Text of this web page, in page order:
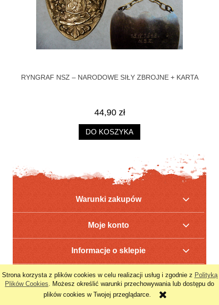
Strona korzysta z plików cookies w celu realizacji usług i zgodnie z Polityką
Plików Cookies. Możesz określić warunki przechowywania lub dostępu do
plików cookies w Twojej przeglądarce.
RYNGRAF NSZ – NARODOWE SIŁY ZBROJNE + KARTA
44,90 zł
DO KOSZYKA
Warunki zakupów
Moje konto
Informacje o sklepie
POKAŻ PEŁNĄ WERSJĘ STRONY
Sklep internetowy Shoper.pl